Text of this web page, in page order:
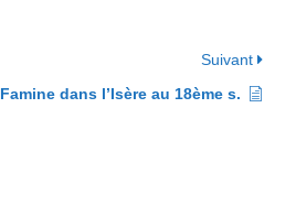
Suivant
Famine dans l’Isère au 18ème s.